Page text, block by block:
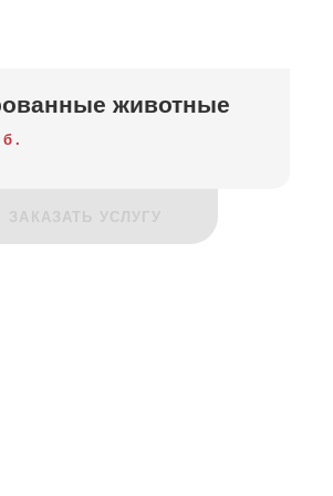
животные
ЗАКАЗАТЬ УСЛУГУ